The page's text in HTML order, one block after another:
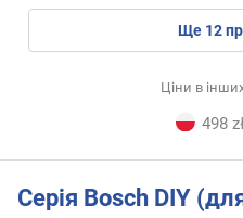
ще 12
Ціни в
498 zł
Серія Bosch DIY